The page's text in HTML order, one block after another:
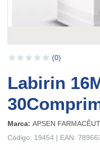
(0)
Labirin
Marca: APSEN
Código: 19454 | EAN: